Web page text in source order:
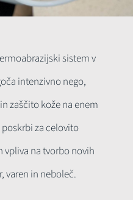
sistem v
intenzivno nego,
zaščito kože na enem
za celovito
vpliva na tvorbo novih
varen in neboleč.